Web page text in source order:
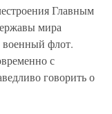
Главным
мира
флот.
с
говорить о